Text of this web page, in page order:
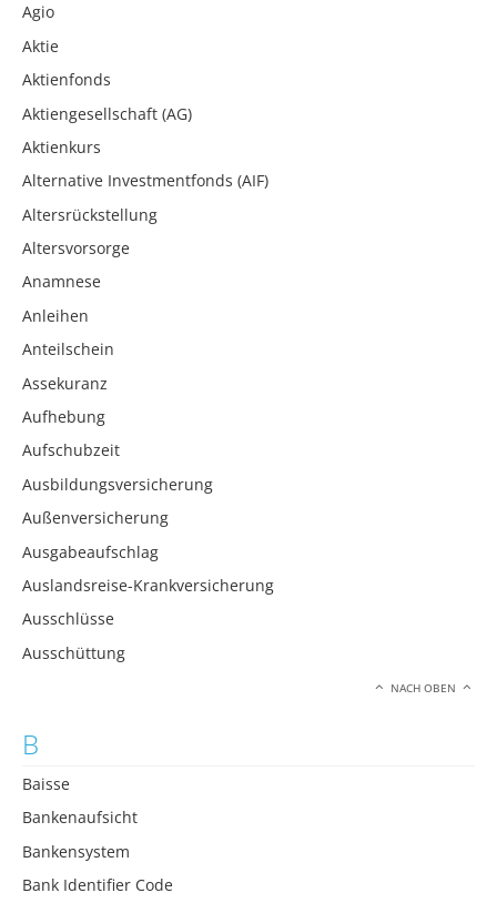
Agio
Aktie
Aktienfonds
Aktiengesellschaft (AG)
Aktienkurs
Alternative Investmentfonds (AIF)
Altersrückstellung
Altersvorsorge
Anamnese
Anleihen
Anteilschein
Assekuranz
Aufhebung
Aufschubzeit
Ausbildungsversicherung
Außenversicherung
Ausgabeaufschlag
Auslandsreise-Krankversicherung
Ausschlüsse
Ausschüttung
NACH OBEN
B
Baisse
Bankenaufsicht
Bankensystem
Bank Identifier Code